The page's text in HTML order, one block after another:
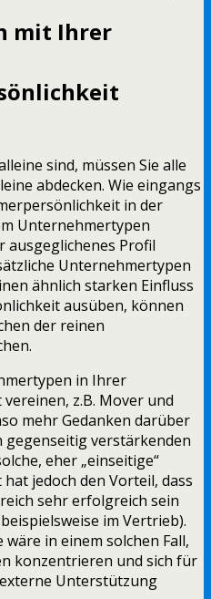
mit Ihrer
sind, müssen Sie alle
abdecken. Wie eingangs
in der
Unternehmertypen
ausgeglichenes Profil
Unternehmertypen
ähnlich starken Einfluss
ausüben, können
der reinen
in Ihrer
z.B. Mover und
mehr Gedanken darüber
gegenseitig verstärkenden
eher „einseitige“
jedoch den Vorteil, dass
sehr erfolgreich sein
im Vertrieb).
in einem solchen Fall,
konzentrieren und sich für
Unterstützung